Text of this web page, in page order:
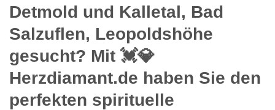
Detmold und Kalletal, Bad
Salzuflen, Leopoldshöhe
gesucht? Mit 💓️💎
Herzdiamant.de haben Sie den
perfekten spirituelle